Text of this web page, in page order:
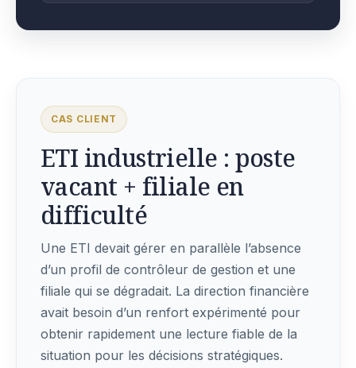
CAS CLIENT
ETI industrielle : poste
vacant + filiale en
difficulté
Une ETI devait gérer en parallèle l’absence
d’un profil de contrôleur de gestion et une
filiale qui se dégradait. La direction financière
avait besoin d’un renfort expérimenté pour
obtenir rapidement une lecture fiable de la
situation pour les décisions stratégiques.